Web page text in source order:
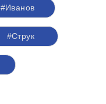
#Иванов
#Струк